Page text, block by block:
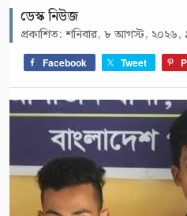
ডেস্ক নিউজ
প্রকাশিত: শনিবার, ৮ আগস্ট, ২০২৬,
Facebook Tweet